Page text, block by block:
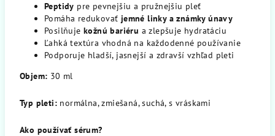
Peptidy pre pevnejšiu a pružnejšiu pleť
Pomáha redukovať jemné linky a známky únavy
Posilňuje kožnú bariéru a zlepšuje hydratáciu
Ľahká textúra vhodná na každodenné používanie
Podporuje hladší, jasnejší a zdravší vzhľad pleti
Objem: 30 ml
Typ pleti: normálna, zmiešaná, suchá, s vráskami
Ako používať sérum?